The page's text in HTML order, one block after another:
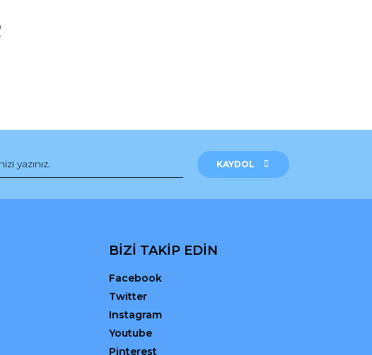
kullanarak tarafımıza iletebilirsiniz.
KAYDOL
BİZİ TAKİP EDİN
Facebook
Twitter
Instagram
Youtube
Pinterest